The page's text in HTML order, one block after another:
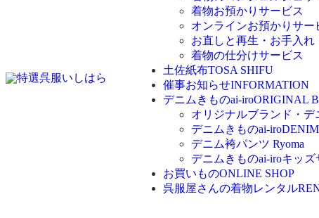
着物お預かりサービス
オンラインお預かりサー
お直しと再生・お手入れ
着物の仕分けサービス
土佐紙布TOSA SHIFU
催事お知らせINFORMATION
デニムきものai-iroORIGINAL
オリジナルブランド・デ
デニムきものai-iro
デニム袴パンツ Ryoma
デニムきものai-iroキッズ
お買いものONLINE SHOP
呉服屋さんの着物レンタル